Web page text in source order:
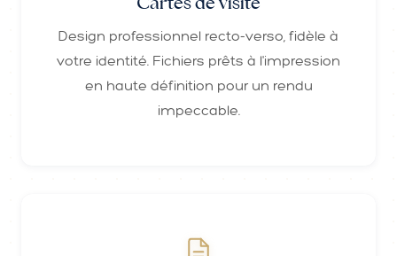
Design professionnel recto-verso, fidèle à
votre identité. Fichiers prêts à l'impression
en haute définition pour un rendu
impeccable.